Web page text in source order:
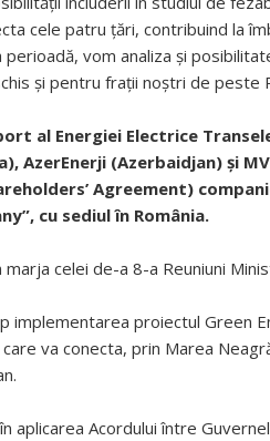
cele patru țări, contribuind la
vom analiza și
și pentru frații noștri de peste
al Energiei Electrice
AzerEnerji (Azerbaidjan) și
Agreement)
cu sediul în România.
celei de-a 8-a Reuniuni
implementarea proiectul Green
va conecta, prin Marea
aplicarea Acordului între